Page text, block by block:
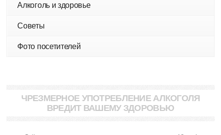
Алкоголь и здоровье
Советы
Фото посетителей
ЧРЕЗМЕРНОЕ УПОТРЕБЛЕНИЕ АЛКОГОЛЯ
ВРЕДИТ ВАШЕМУ ЗДОРОВЬЮ